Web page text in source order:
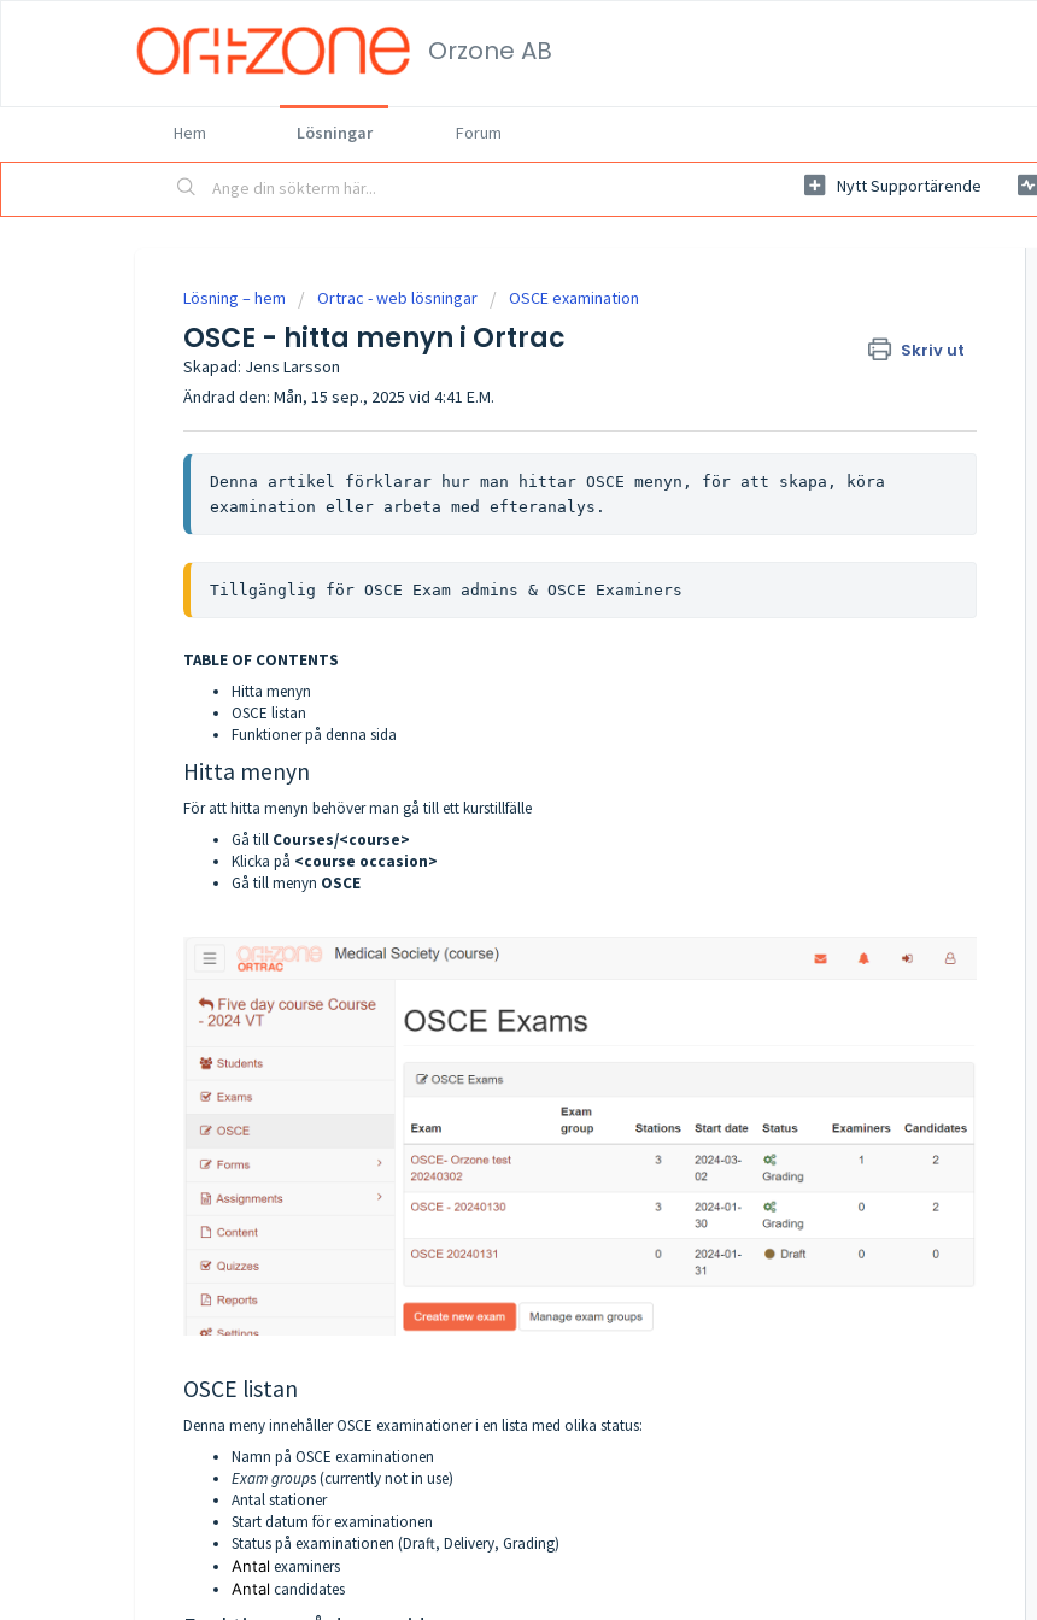
Orzone AB
Hem Lösningar Forum
Nytt Supportärende
Lösning – hem Ortrac - web lösningar OSCE examination
OSCE - hitta menyn i Ortrac Skriv ut
Skapad: Jens Larsson
Ändrad den: Mån, 15 sep., 2025 vid 4:41 E.M.
Denna artikel förklarar hur man hittar OSCE menyn, för att skapa, köra
examination eller arbeta med efteranalys.
Tillgänglig för OSCE Exam admins & OSCE Examiners
TABLE OF CONTENTS
Hitta menyn
OSCE listan
Funktioner på denna sida
Hitta menyn
För att hitta menyn behöver man gå till ett kurstillfälle
Gå till Courses/<course>
Klicka på <course occasion>
Gå till menyn OSCE
OSCE listan
Denna meny innehåller OSCE examinationer i en lista med olika status:
Namn på OSCE examinationen
Exam groups (currently not in use)
Antal stationer
Start datum för examinationen
Status på examinationen (Draft, Delivery, Grading)
Antal examiners
Antal candidates